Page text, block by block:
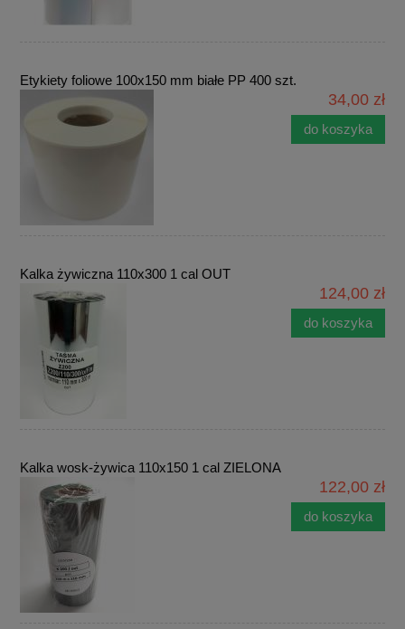
Etykiety foliowe 100x150 mm białe PP 400 szt.
34,00 zł
do koszyka
Kalka żywiczna 110x300 1 cal OUT
124,00 zł
do koszyka
Kalka wosk-żywica 110x150 1 cal ZIELONA
122,00 zł
do koszyka